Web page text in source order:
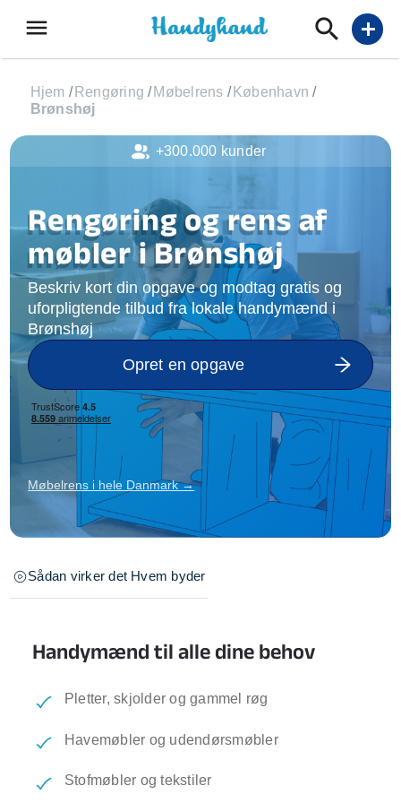
menu add
Hjem / Rengøring / Møbelrens / København /
Brønshøj
Rengøring og rens af
møbler i Brønshøj
Beskriv kort din opgave og modtag gratis og
uforpligtende tilbud fra lokale handymænd i
Brønshøj
Opret en opgave
Møbelrens i hele Danmark →
Sådan virker det Hvem byder
Handymænd til alle dine behov
Pletter, skjolder og gammel røg
Havemøbler og udendørsmøbler
Stofmøbler og tekstiler
+300.000 kunder